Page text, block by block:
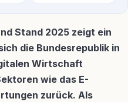
Stand 2025 zeigt ein
die Bundesrepublik in
Wirtschaft
wie das E-
zurück. Als